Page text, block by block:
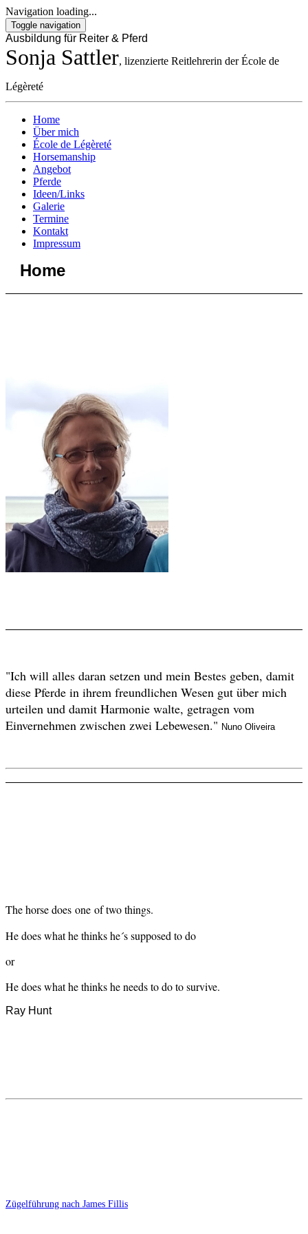
Navigation loading...
Toggle navigation
Ausbildung für Reiter & Pferd
Sonja Sattler, lizenzierte Reitlehrerin der École de
Légèreté
Home
Über mich
École de Légèreté
Horsemanship
Angebot
Pferde
Ideen/Links
Galerie
Termine
Kontakt
Impressum
Home
"Ich will alles daran setzen und mein Bestes geben, damit
diese Pferde in ihrem freundlichen Wesen gut über mich
urteilen und damit Harmonie walte, getragen vom
Einvernehmen zwischen zwei Lebewesen." Nuno Oliveira
The horsedoes one oftwo things.
He doeswhat he thinks he´ssupposed to do
or
He does what he thinks he needs to do to survive.
Ray Hunt
Zügelführung nach James Fillis